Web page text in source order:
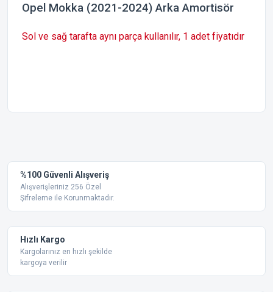
Opel Mokka (2021-2024) Arka Amortisör
Sol ve sağ tarafta aynı parça kullanılır, 1 adet fiyatıdır
Ürün resmi kalitesiz, bozuk veya görüntülenemiyor.
Ürün açıklamasında eksik bilgiler bulunuyor.
Bu ürüne benzer farklı alternatifler olmalı.
%100 Güvenli Alışveriş
Alışverişleriniz 256 Özel
Şifreleme ile Korunmaktadır.
Hızlı Kargo
Kargolarınız en hızlı şekilde
kargoya verilir